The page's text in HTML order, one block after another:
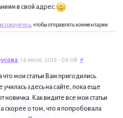
в свой адрес.
, чтобы отправлять комментарии
, 14 июля, 2012 - 09:08 #
мои статьи Вам пригодились.
здесь на сайте, пока еще
новичка. Как видите все мои статьи
скорее о том, что я попробовала